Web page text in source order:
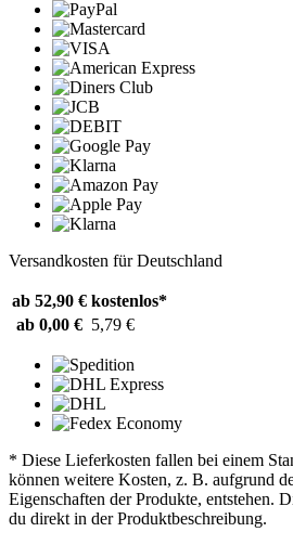
Versandkosten für Deutschland
ab 52,90 € kostenlos*
ab 0,00 € 5,79 €
* Diese Lieferkosten fallen bei einem
können weitere Kosten, z. B. aufgrund
Eigenschaften der Produkte, entstehen.
du direkt in der Produktbeschreibung.